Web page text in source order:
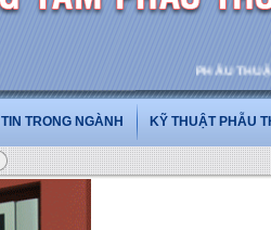
PHẪU THUẬT
TIN TRONG NGÀNH KỸ THUẬT PHẪU